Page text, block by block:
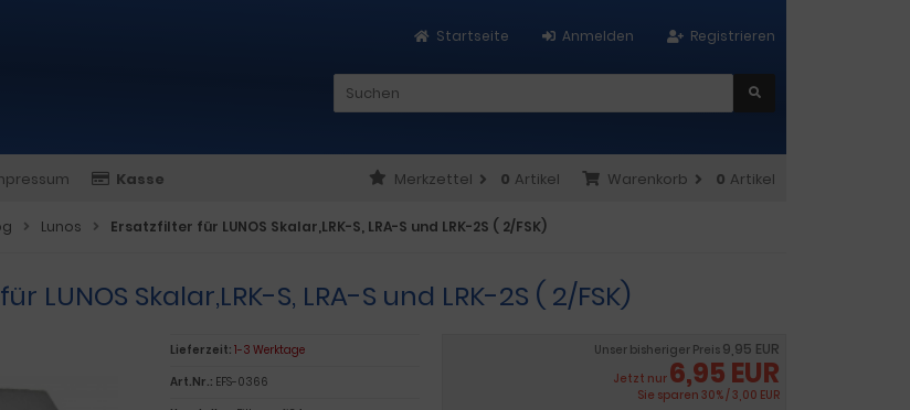
Registrieren
Anmelden
Startseite
Kasse Warenkorb 0 Artikel
Merkzettel 0 Artikel
Lunos Ersatzfilter für LUNOS Skalar,LRK-S, LRA-S und LRK-2S ( 2/FSK)
LUNOS Skalar,LRK-S, LRA-S und LRK-2S ( 2/FSK)
Unser bisheriger Preis 9,95 EUR
Jetzt nur 6,95 EUR
Sie sparen 30% / 3,00 EUR
Lieferzeit: 1-3 Werktage
Art.Nr.: EFS-0366